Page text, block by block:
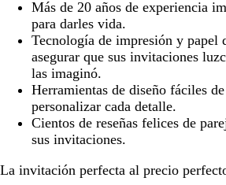
m
a
r
Más de 20 años de experiencia
para darles vida.
Tecnología de impresión y papel
asegurar que sus invitaciones
las imaginó.
Herramientas de diseño fáciles
personalizar cada detalle.
Cientos de reseñas felices de
sus invitaciones.
La invitación perfecta al precio